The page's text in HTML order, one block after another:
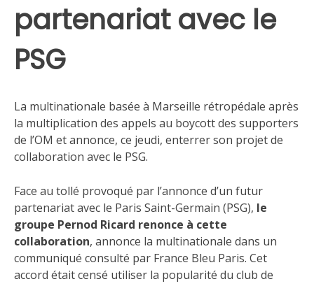
partenariat avec le
PSG
La multinationale basée à Marseille rétropédale après
la multiplication des appels au boycott des supporters
de l’OM et annonce, ce jeudi, enterrer son projet de
collaboration avec le PSG.
Face au tollé provoqué par l’annonce d’un futur
partenariat avec le Paris Saint-Germain (PSG), le
groupe Pernod Ricard renonce à cette
collaboration, annonce la multinationale dans un
communiqué consulté par France Bleu Paris. Cet
accord était censé utiliser la popularité du club de